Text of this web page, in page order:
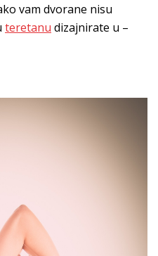
vam dvorane nisu
teretanu dizajnirate u –